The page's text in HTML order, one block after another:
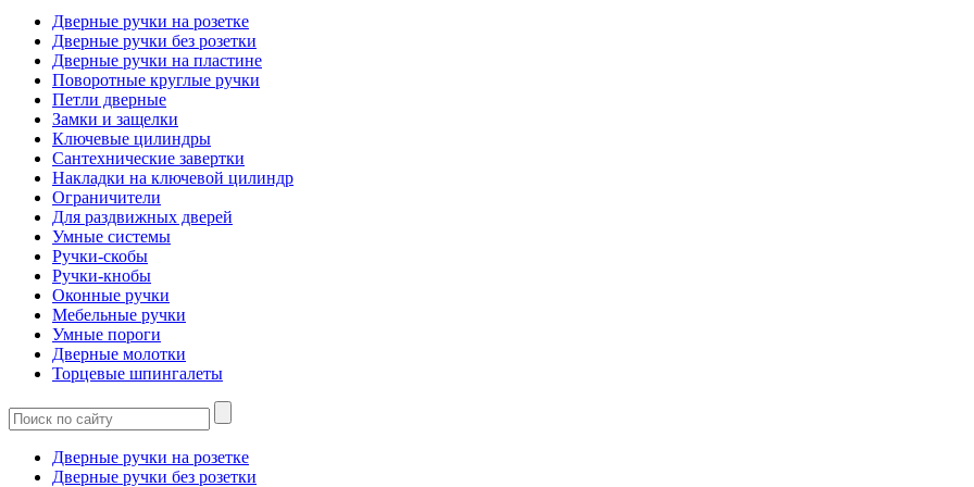
Дверные ручки на розетке
Дверные ручки без розетки
Дверные ручки на пластине
Поворотные круглые ручки
Петли дверные
Замки и защелки
Ключевые цилиндры
Сантехнические завертки
Накладки на ключевой цилиндр
Ограничители
Для раздвижных дверей
Умные системы
Ручки-скобы
Ручки-кнобы
Оконные ручки
Мебельные ручки
Умные пороги
Дверные молотки
Торцевые шпингалеты
Дверные ручки на розетке
Дверные ручки без розетки